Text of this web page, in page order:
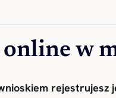
online w
rejestrujesz